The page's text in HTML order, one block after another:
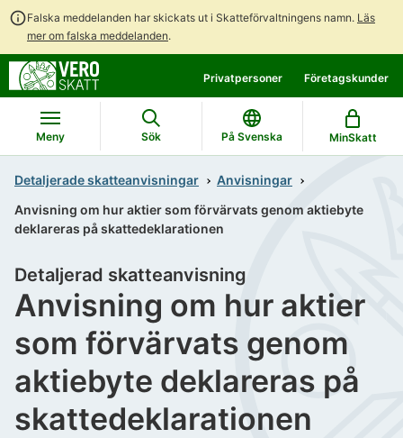
Falska meddelanden har skickats ut i Skatteförvaltningens namn. Läs
mer om falska meddelanden.
direkt
till
innehållet
till
hela
webbplatsens
sökning
Privatpersoner Företagskunder
Meny Sök På Svenska MinSkatt
Detaljerade skatteanvisningar
Anvisningar
Anvisning om hur aktier som förvärvats genom aktiebyte
deklareras på skattedeklarationen
Anvisning om hur aktier
som förvärvats genom
aktiebyte deklareras på
skattedeklarationen
Detaljerad skatteanvisning